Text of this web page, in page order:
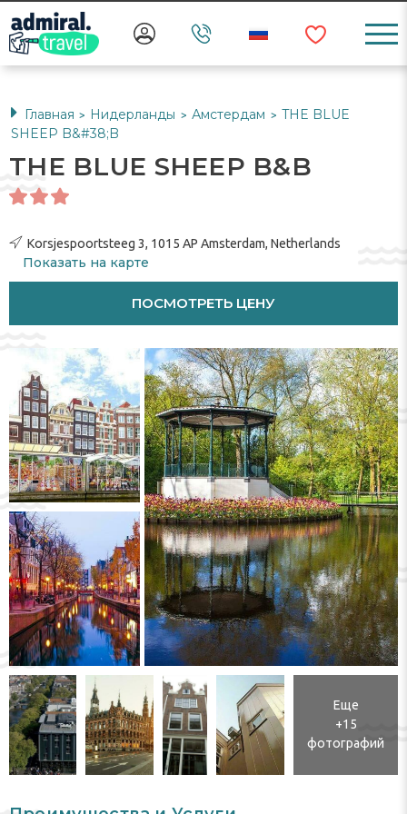
Главная > Нидерланды > Амстердам > THE BLUE
SHEEP B&#38;B
THE BLUE SHEEP B&B
Korsjespoortsteeg 3, 1015 AP Amsterdam, Netherlands
Показать на карте
ПОСМОТРЕТЬ ЦЕНУ
Еще
+15
фотографий